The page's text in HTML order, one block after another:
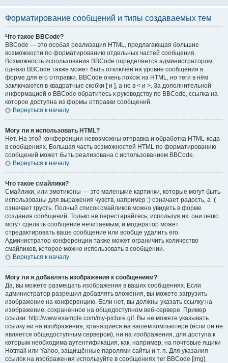
Форматирование сообщений и типы создаваемых тем
Что такое BBCode?
BBCode — это особая реализация HTML, предлагающая большие
возможности по форматированию отдельных частей сообщения.
Возможность использования BBCode определяется администратором,
однако BBCode также может быть отключён на уровне сообщения в
форме для его отправки. BBCode очень похож на HTML, но теги в нём
заключаются в квадратные скобки [ и ], а не в < и >. За дополнительной
информацией о BBCode обратитесь к руководству по BBCode, ссылка на
которое доступна из формы отправки сообщений.
Вернуться к началу
Могу ли я использовать HTML?
Нет. На этой конференции невозможны отправка и обработка HTML-кода
в сообщениях. Большая часть возможностей HTML по форматированию
сообщений может быть реализована с использованием BBCode.
Вернуться к началу
Что такое смайлики?
Смайлики, или эмотиконы — это маленькие картинки, которые могут быть
использованы для выражения чувств, например :) означает радость, а :(
означает грусть. Полный список смайликов можно увидеть в форме
создания сообщений. Только не перестарайтесь, используя их: они легко
могут сделать сообщение нечитаемым, и модератор может
отредактировать ваше сообщение или вообще удалить его.
Администратор конференции также может ограничить количество
смайликов, которое можно использовать в сообщении.
Вернуться к началу
Могу ли я добавлять изображения к сообщениям?
Да, вы можете размещать изображения в ваших сообщениях. Если
администратор разрешил добавлять вложения, вы можете загрузить
изображение на конференцию. Если нет, вы должны указать ссылку на
изображение, сохранённое на общедоступном веб-сервере. Пример
ссылки: http://www.example.com/my-picture.gif. Вы не можете указывать
ссылку ни на изображения, хранящиеся на вашем компьютере (если он не
является общедоступным сервером), ни на изображения, для доступа к
которым необходима аутентификация, как, например, на почтовые ящики
Hotmail или Yahoo, защищённые паролями сайты и т. п. Для указания
ссылок на изображения используйте в сообщениях тег BBCode [img].